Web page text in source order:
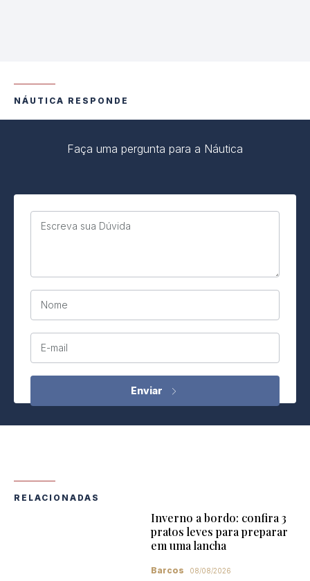
NÁUTICA RESPONDE
Faça uma pergunta para a Náutica
Escreva sua Dúvida
Nome
E-mail
RELACIONADAS
Inverno a bordo: confira 3
pratos leves para preparar
em uma lancha
Barcos 08/08/2026